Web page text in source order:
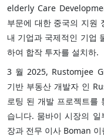
elderly Care
부문에 대한 중국의 지원
내 기업과 국제적인 기업
하여 합작 투자를 설치하.
3 월 2025, Rustomjee
기반 부동산 개발자 인
로팅 된 개발 프로젝트를
습니다. 뭄바이 시장의
장과 전무 이사 Boman